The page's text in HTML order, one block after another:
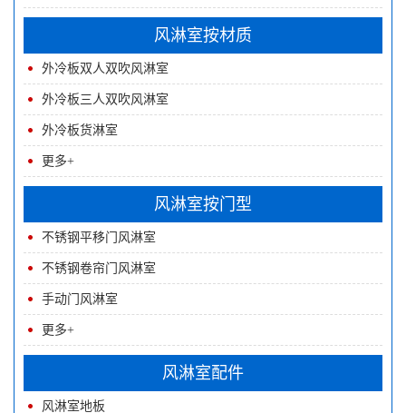
风淋室按材质
外冷板双人双吹风淋室
外冷板三人双吹风淋室
外冷板货淋室
更多+
风淋室按门型
不锈钢平移门风淋室
不锈钢卷帘门风淋室
手动门风淋室
更多+
风淋室配件
风淋室地板